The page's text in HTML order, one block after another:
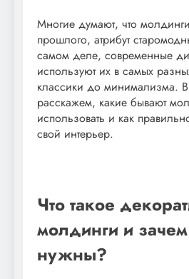
Многие думают, что
прошлого, атрибут
самом деле, современные
используют их в самых
классики до минимализма. В
расскажем, какие бывают
использовать и как
свой интерьер.
Что такое
молдинги и
нужны?